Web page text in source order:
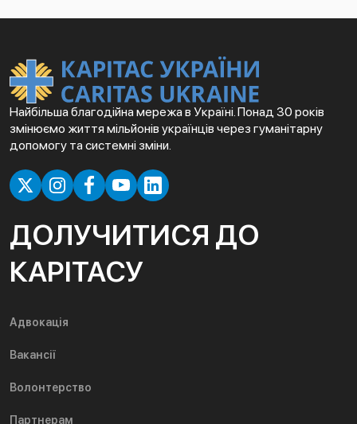
Найбільша благодійна мережа в Україні. Понад 30 років
змінюємо життя мільйонів українців через гуманітарну
допомогу та системні зміни.
ДОЛУЧИТИСЯ ДО
КАРІТАСУ
Адвокація
Вакансії
Волонтерство
Партнерам